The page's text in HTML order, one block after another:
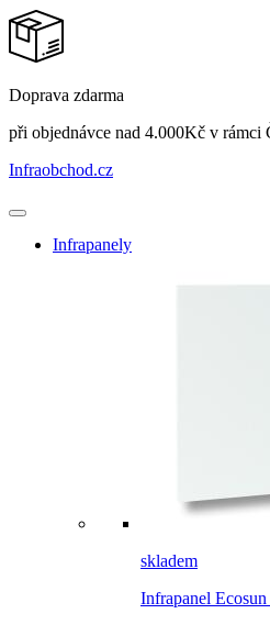
Doprava zdarma
při objednávce nad 4.000Kč v rámci
Infraobchod.cz
Infrapanely
skladem
Infrapanel